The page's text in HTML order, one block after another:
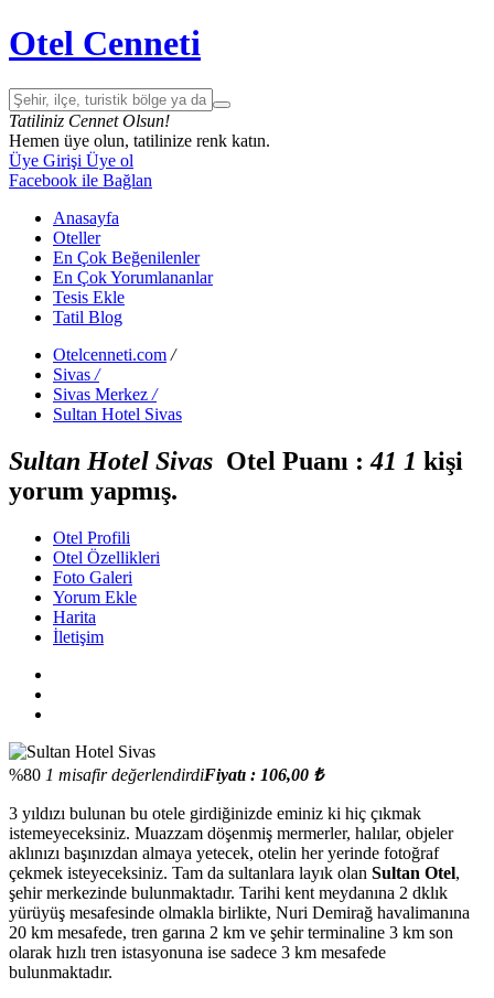
Otel Cenneti
Tatiliniz Cennet Olsun!
Hemen üye olun, tatilinize renk katın.
Üye Girişi Üye ol
Facebook ile Bağlan
Anasayfa
Oteller
En Çok Beğenilenler
En Çok Yorumlananlar
Tesis Ekle
Tatil Blog
Otelcenneti.com /
Sivas /
Sivas Merkez /
Sultan Hotel Sivas
Sultan Hotel Sivas Otel Puanı :41 1 kişi
yorum yapmış.
Otel Profili
Otel Özellikleri
Foto Galeri
Yorum Ekle
Harita
İletişim
%80 1 misafir değerlendirdiFiyatı : 106,00 ₺
3 yıldızı bulunan bu otele girdiğinizde eminiz ki hiç çıkmak
istemeyeceksiniz. Muazzam döşenmiş mermerler, halılar, objeler
aklınızı başınızdan almaya yetecek, otelin her yerinde fotoğraf
çekmek isteyeceksiniz. Tam da sultanlara layık olan Sultan Otel,
şehir merkezinde bulunmaktadır. Tarihi kent meydanına 2 dklık
yürüyüş mesafesinde olmakla birlikte, Nuri Demirağ havalimanına
20 km mesafede, tren garına 2 km ve şehir terminaline 3 km son
olarak hızlı tren istasyonuna ise sadece 3 km mesafede
bulunmaktadır.